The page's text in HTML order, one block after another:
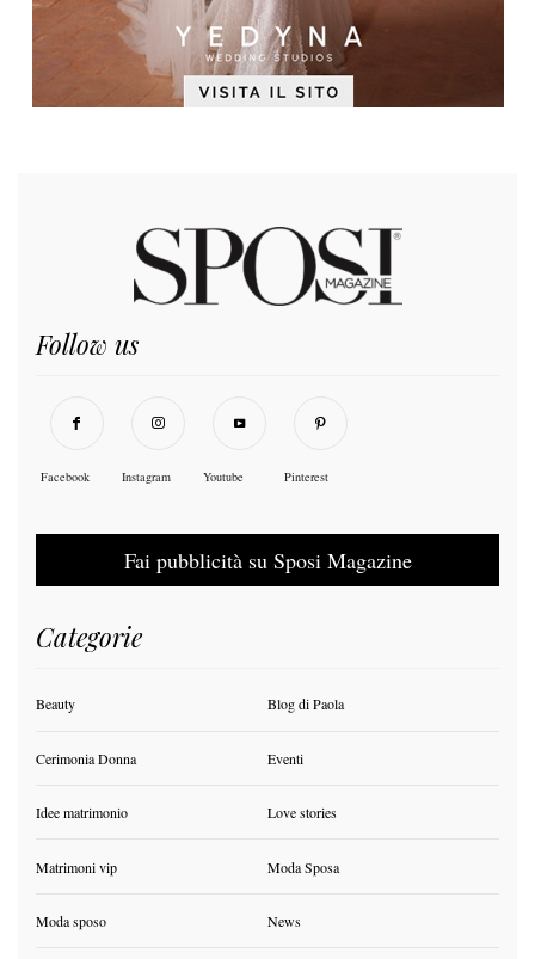
Follow us
Facebook Instagram Youtube Pinterest
Fai pubblicità su Sposi Magazine
Categorie
Beauty Blog di Paola
Cerimonia Donna Eventi
Idee matrimonio Love stories
Matrimoni vip Moda Sposa
Moda sposo News